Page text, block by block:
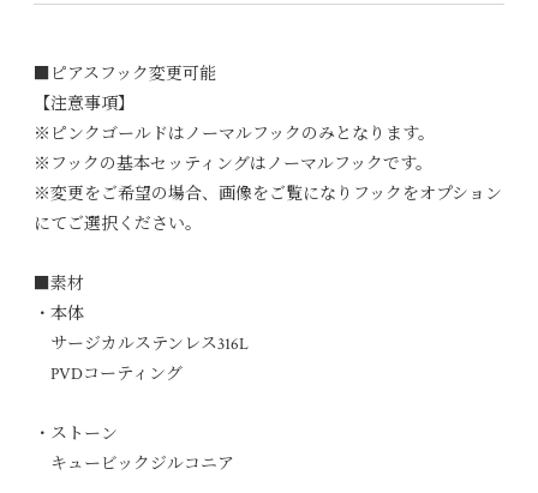
■ピアスフック変更可能
【注意事項】
※ピンクゴールドはノーマルフックのみとなります。
※フックの基本セッティングはノーマルフックです。
※変更をご希望の場合、画像をご覧になりフックをオプション
にてご選択ください。
■素材
・本体
サージカルステンレス316L
PVDコーティング
・ストーン
キュービックジルコニア